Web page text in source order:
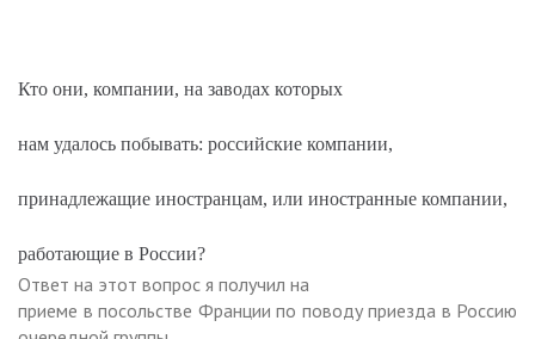
Кто они, компании, на заводах которых
нам удалось побывать: российские компании,
принадлежащие иностранцам, или иностранные компании,
работающие в России?
Ответ на этот вопрос я получил на
приеме в посольстве Франции по поводу приезда в Россию